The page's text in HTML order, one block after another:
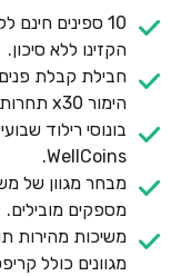
10 ספינים
הקזינו ללא סיכון.
הימור x30 תחרותית.
WellCoins.
מבחר מגוון של
מספקים מובילים.
מגוונים כולל